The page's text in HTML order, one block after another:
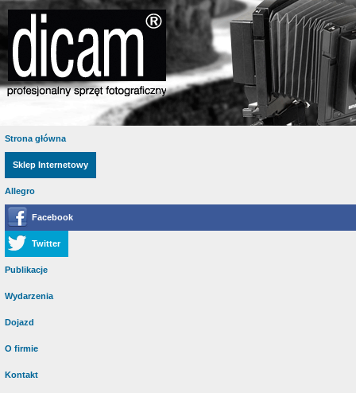
Strona główna
Sklep Internetowy
Allegro
Facebook
Twitter
Publikacje
Wydarzenia
Dojazd
O firmie
Kontakt